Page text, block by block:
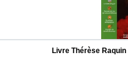
Livre Thérèse